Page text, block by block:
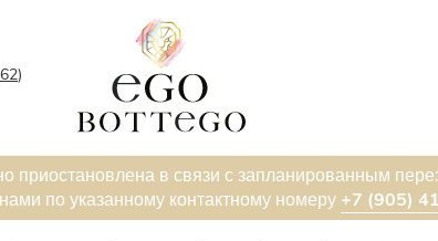
62)
приостановлена в связи с запланированным
по указанному контактному номеру +7 (905)